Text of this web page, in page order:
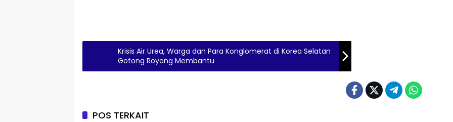
Krisis Air Urea, Warga dan Para Konglomerat di Korea Selatan
Gotong Royong Membantu
POS TERKAIT